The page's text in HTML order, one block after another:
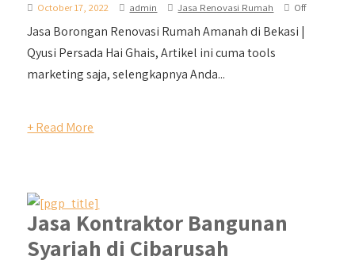
October 17, 2022 admin Jasa Renovasi Rumah Off
Jasa Borongan Renovasi Rumah Amanah di Bekasi |
Qyusi Persada Hai Ghais, Artikel ini cuma tools
marketing saja, selengkapnya Anda...
+ Read More
Jasa Kontraktor Bangunan
Syariah di Cibarusah